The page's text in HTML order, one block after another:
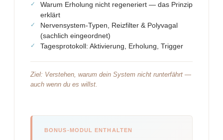
Warum Erholung nicht regeneriert — das Prinzip
erklärt
Nervensystem-Typen, Reizfilter & Polyvagal
(sachlich eingeordnet)
Tagesprotokoll: Aktivierung, Erholung, Trigger
Ziel: Verstehen, warum dein System nicht runterfährt —
auch wenn du es willst.
BONUS-MODUL ENTHALTEN